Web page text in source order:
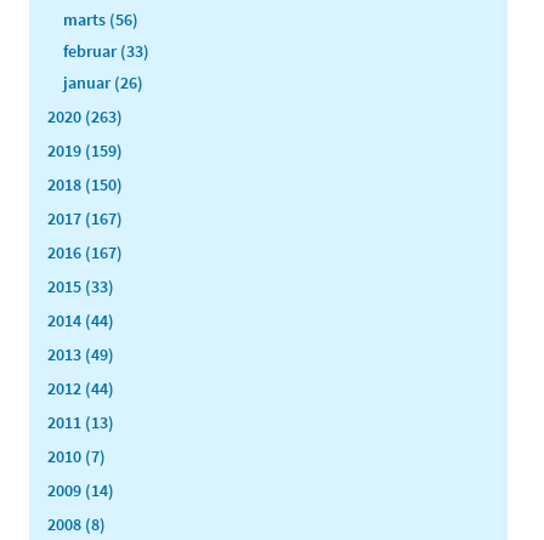
marts (56)
februar (33)
januar (26)
2020 (263)
2019 (159)
2018 (150)
2017 (167)
2016 (167)
2015 (33)
2014 (44)
2013 (49)
2012 (44)
2011 (13)
2010 (7)
2009 (14)
2008 (8)